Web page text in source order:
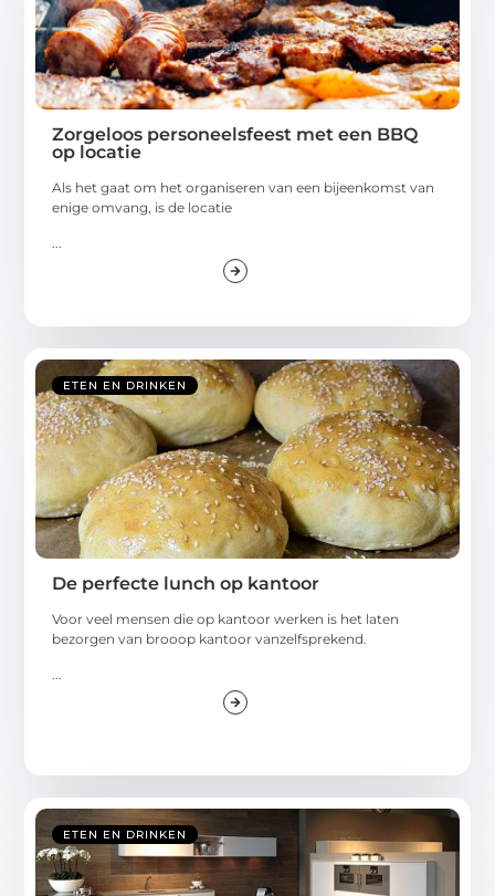
Zorgeloos personeelsfeest met een BBQ
op locatie
Als het gaat om het organiseren van een bijeenkomst van
enige omvang, is de locatie
ETEN EN DRINKEN
De perfecte lunch op kantoor
Voor veel mensen die op kantoor werken is het laten
bezorgen van brooop kantoor vanzelfsprekend.
...
ETEN EN DRINKEN